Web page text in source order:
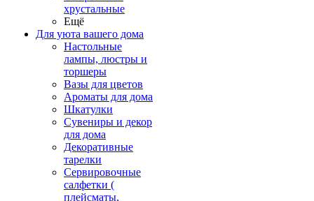
хрустальные
Ещё
Для уюта вашего дома
Настольные
лампы, люстры и
торшеры
Вазы для цветов
Ароматы для дома
Шкатулки
Сувениры и декор
для дома
Декоративные
тарелки
Сервировочные
салфетки (
плейсматы,